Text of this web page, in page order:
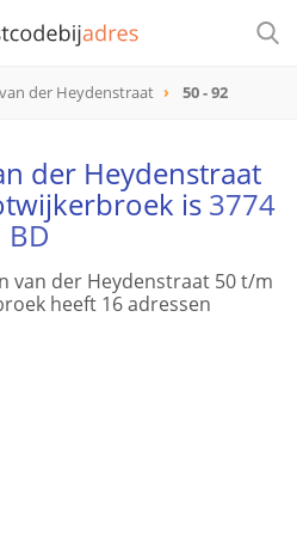
van der Heydenstraat 50 - 92
der Heydenstraat
is 3774
BD
van der Heydenstraat 50 t/m
heeft 16 adressen